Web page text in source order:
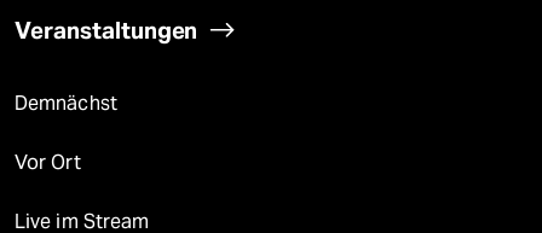
Veranstaltungen
Demnächst
Vor Ort
Live im Stream